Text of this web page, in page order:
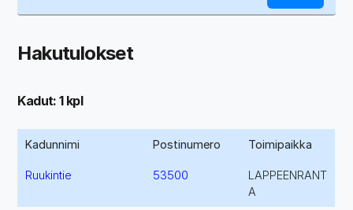
Hakutulokset
Kadut: 1 kpl
Kadunnimi Postinumero Toimipaikka
Ruukintie 53500
LAPPEENRANT
A